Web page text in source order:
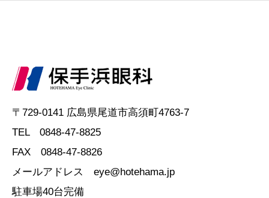
〒729-0141 広島県尾道市高須町4763-7
TEL 0848-47-8825
FAX 0848-47-8826
メールアドレス eye@hotehama.jp
駐車場40台完備